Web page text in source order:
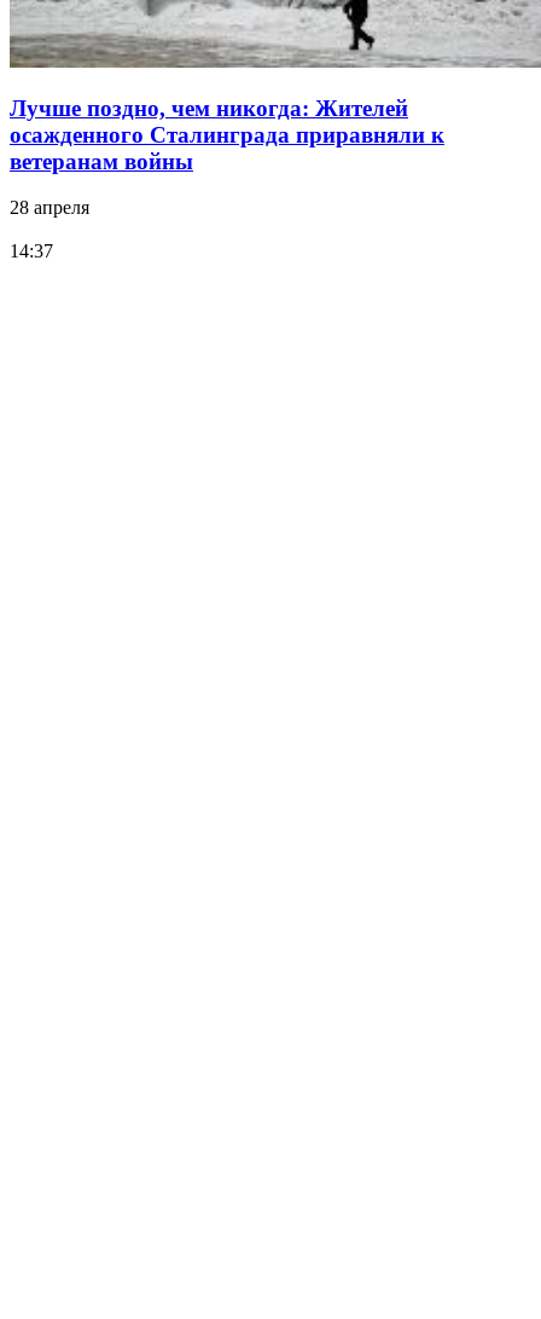
Лучше поздно, чем никогда: Жителей
осажденного Сталинграда приравняли к
ветеранам войны
28 апреля
14:37